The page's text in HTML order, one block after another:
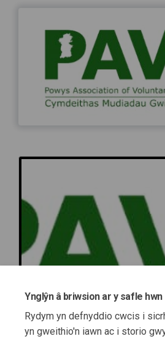
Ynglŷn â briwsion ar y safle hwn
Rydym yn defnyddio cwcis i
yn gweithio'n iawn ac i storio